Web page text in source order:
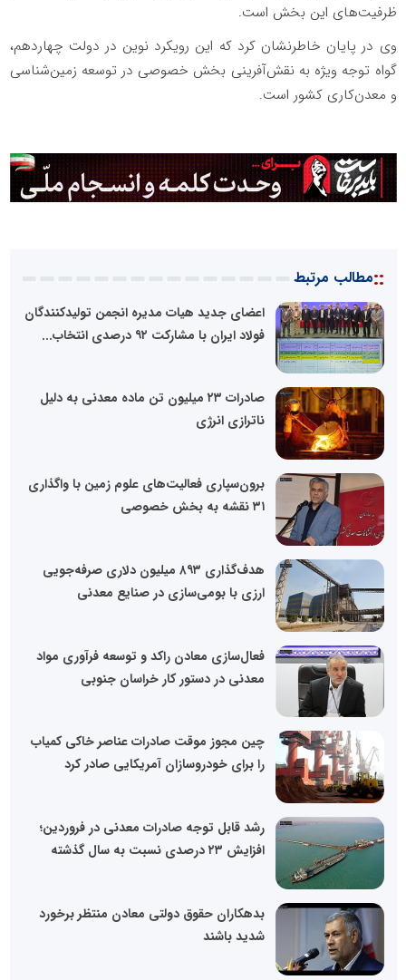
ظرفیت‌های این بخش است.
وی در پایان خاطرنشان کرد که این رویکرد نوین در دولت چهاردهم،
گواه توجه ویژه به نقش‌آفرینی بخش خصوصی در توسعه زمین‌شناسی
و معدن‌کاری کشور است.
::مطالب مرتبط
اعضای جدید هیات مدیره انجمن تولیدکنندگان
فولاد ایران با مشارکت ۹۲ درصدی انتخاب...
صادرات ۲۳ میلیون تن ماده معدنی به دلیل
ناترازی انرژی
برون‌سپاری فعالیت‌های علوم زمین با واگذاری
۳۱ نقشه به بخش خصوصی
هدف‌گذاری ۸۹۳ میلیون دلاری صرفه‌جویی
ارزی با بومی‌سازی در صنایع معدنی
فعال‌سازی معادن راکد و توسعه فرآوری مواد
معدنی در دستور کار خراسان جنوبی
چین مجوز موقت صادرات عناصر خاکی کمیاب
را برای خودروسازان آمریکایی صادر کرد
رشد قابل توجه صادرات معدنی در فروردین؛
افزایش ۲۳ درصدی نسبت به سال گذشته
بدهکاران حقوق دولتی معادن منتظر برخورد
شدید باشند